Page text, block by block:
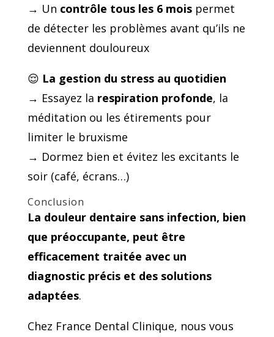
→ Un contrôle tous les 6 moispermet
de détecter les problèmes avant qu’ils ne
deviennent douloureux
😌 La gestion du stress au quotidien
→ Essayez la respiration profonde, la
méditation ou les étirements pour
limiter le bruxisme
→ Dormez bien et évitez les excitants le
soir (café, écrans…)
Conclusion
La douleur dentaire sans infection, bien
que préoccupante, peut être
efficacement traitée avec un
diagnostic précis et des solutions
adaptées.
Chez France Dental Clinique, nous vous